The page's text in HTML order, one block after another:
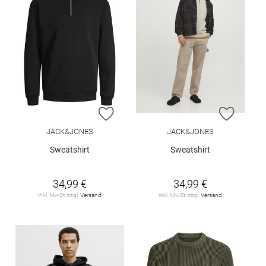
ZUR WUNSCHLISTE HINZUFÜGEN
JACK&JONES
Sweatshirt
34,99 €
inkl. MwSt. zzgl. Versand
ZUR
JACK&JONES
Sweatshirt
34,99 €
inkl. MwSt. zzgl. Versand